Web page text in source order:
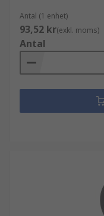
Antal (1 enhet)
93,52 kr(exkl. moms)
Antal